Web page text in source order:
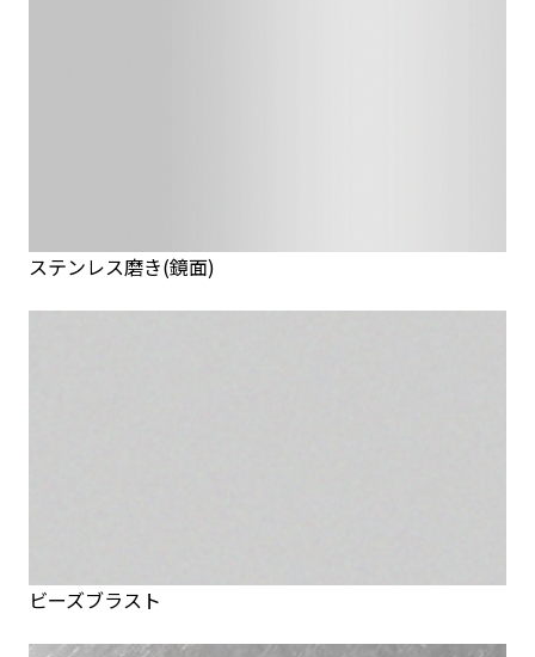
ステンレス磨き(鏡面)
ビーズブラスト